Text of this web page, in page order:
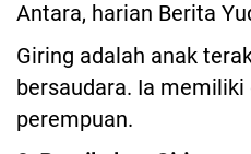
Antara, harian Berita
Giring adalah anak
bersaudara. Ia memiliki
perempuan.